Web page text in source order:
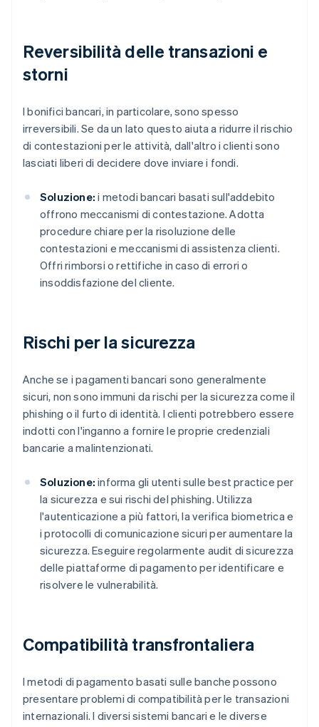
Reversibilità delle transazioni e
storni
I bonifici bancari, in particolare, sono spesso
irreversibili. Se da un lato questo aiuta a ridurre il rischio
di contestazioni per le attività, dall'altro i clienti sono
lasciati liberi di decidere dove inviare i fondi.
Soluzione: i metodi bancari basati sull'addebito
offrono meccanismi di contestazione. Adotta
procedure chiare per la risoluzione delle
contestazioni e meccanismi di assistenza clienti.
Offri rimborsi o rettifiche in caso di errori o
insoddisfazione del cliente.
Rischi per la sicurezza
Anche se i pagamenti bancari sono generalmente
sicuri, non sono immuni da rischi per la sicurezza come il
phishing o il furto di identità. I clienti potrebbero essere
indotti con l'inganno a fornire le proprie credenziali
bancarie a malintenzionati.
Soluzione: informa gli utenti sulle best practice per
la sicurezza e sui rischi del phishing. Utilizza
l'autenticazione a più fattori, la verifica biometrica e
i protocolli di comunicazione sicuri per aumentare la
sicurezza. Eseguire regolarmente audit di sicurezza
delle piattaforme di pagamento per identificare e
risolvere le vulnerabilità.
Compatibilità transfrontaliera
I metodi di pagamento basati sulle banche possono
presentare problemi di compatibilità per le transazioni
internazionali. I diversi sistemi bancari e le diverse